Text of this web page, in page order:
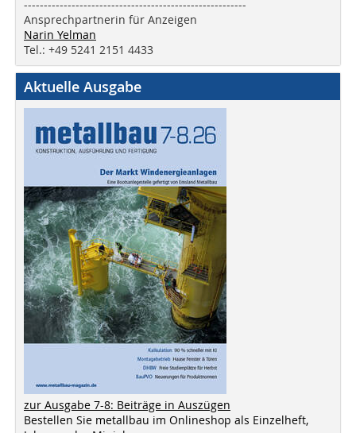
--------------------------------------------------------
Ansprechpartnerin für Anzeigen
Narin Yelman
Tel.: +49 5241 2151 4433
Aktuelle Ausgabe
zur Ausgabe 7-8: Beiträge in Auszügen
Bestellen Sie metallbau im Onlineshop als Einzelheft,